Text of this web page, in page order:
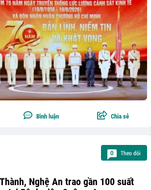
Bình luận Chia sẻ
0 Theo dõi
Nghệ An trao gần 100 suất